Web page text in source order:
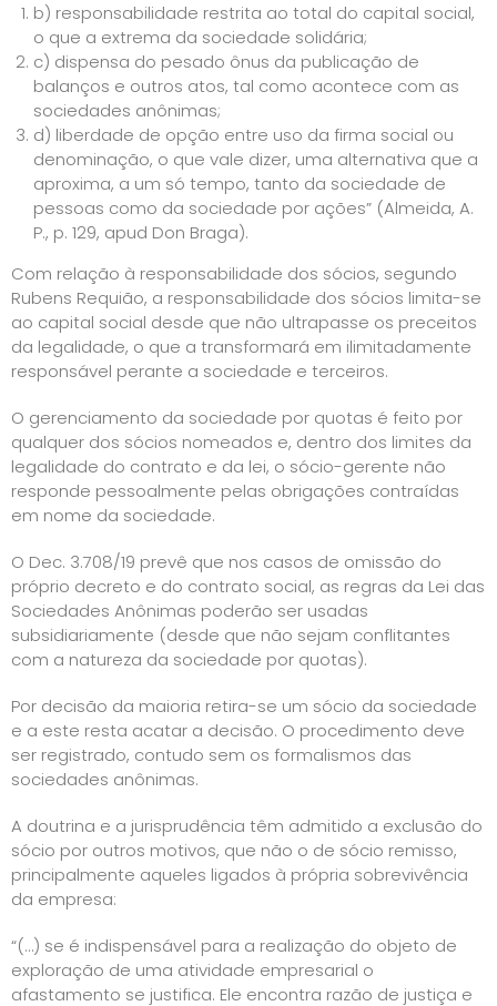
b) responsabilidade restrita ao total do capital social,
o que a extrema da sociedade solidária;
c) dispensa do pesado ônus da publicação de
balanços e outros atos, tal como acontece com as
sociedades anônimas;
d) liberdade de opção entre uso da firma social ou
denominação, o que vale dizer, uma alternativa que a
aproxima, a um só tempo, tanto da sociedade de
pessoas como da sociedade por ações” (Almeida, A.
P., p. 129, apud Don Braga).
Com relação à responsabilidade dos sócios, segundo
Rubens Requião, a responsabilidade dos sócios limita-se
ao capital social desde que não ultrapasse os preceitos
da legalidade, o que a transformará em ilimitadamente
responsável perante a sociedade e terceiros.
O gerenciamento da sociedade por quotas é feito por
qualquer dos sócios nomeados e, dentro dos limites da
legalidade do contrato e da lei, o sócio-gerente não
responde pessoalmente pelas obrigações contraídas
em nome da sociedade.
O Dec. 3.708/19 prevê que nos casos de omissão do
próprio decreto e do contrato social, as regras da Lei das
Sociedades Anônimas poderão ser usadas
subsidiariamente (desde que não sejam conflitantes
com a natureza da sociedade por quotas).
Por decisão da maioria retira-se um sócio da sociedade
e a este resta acatar a decisão. O procedimento deve
ser registrado, contudo sem os formalismos das
sociedades anônimas.
A doutrina e a jurisprudência têm admitido a exclusão do
sócio por outros motivos, que não o de sócio remisso,
principalmente aqueles ligados à própria sobrevivência
da empresa:
“(…) se é indispensável para a realização do objeto de
exploração de uma atividade empresarial o
afastamento se justifica. Ele encontra razão de justiça e